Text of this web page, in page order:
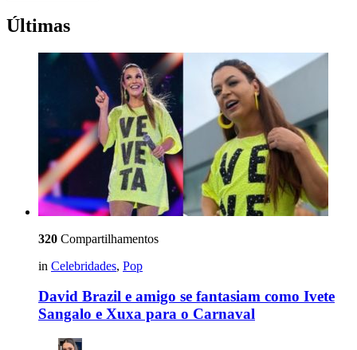
Últimas
320 Compartilhamentos
in Celebridades, Pop
David Brazil e amigo se fantasiam como Ivete
Sangalo e Xuxa para o Carnaval